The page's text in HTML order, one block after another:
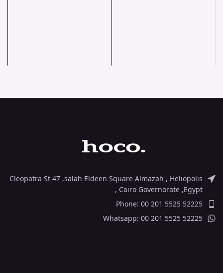
Cleopatra St 47 ,salah Eldeen Square Almazah , Heliopolis
, Cairo Governorate ,Egypt
Phone: 00 201 5525 52225
Whatsapp: 00 201 5525 52225